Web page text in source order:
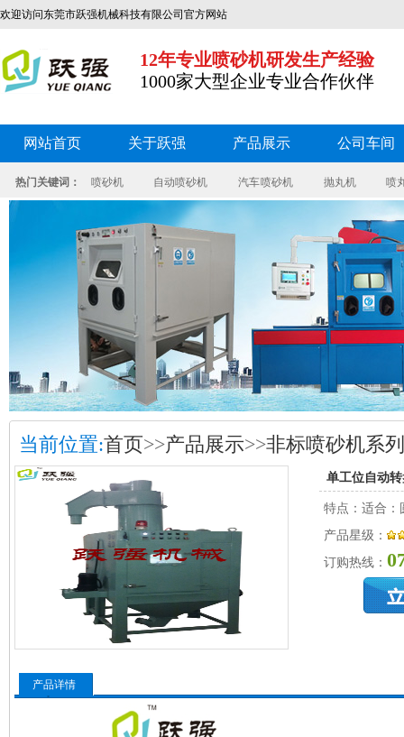
欢迎访问东莞市跃强机械科技有限公司官方网站
12年专业喷砂机研发生产经验
1000家大型企业专业合作伙伴
网站首页 关于跃强 产品展示 公司车间
热门关键词： 喷砂机 自动喷砂机 汽车 喷砂机 抛丸机 喷
当前位置:首页>>产品展示>>非标喷砂机系列
单工位自动
特点：适合：
产品星级：
订购热线：
产品详情